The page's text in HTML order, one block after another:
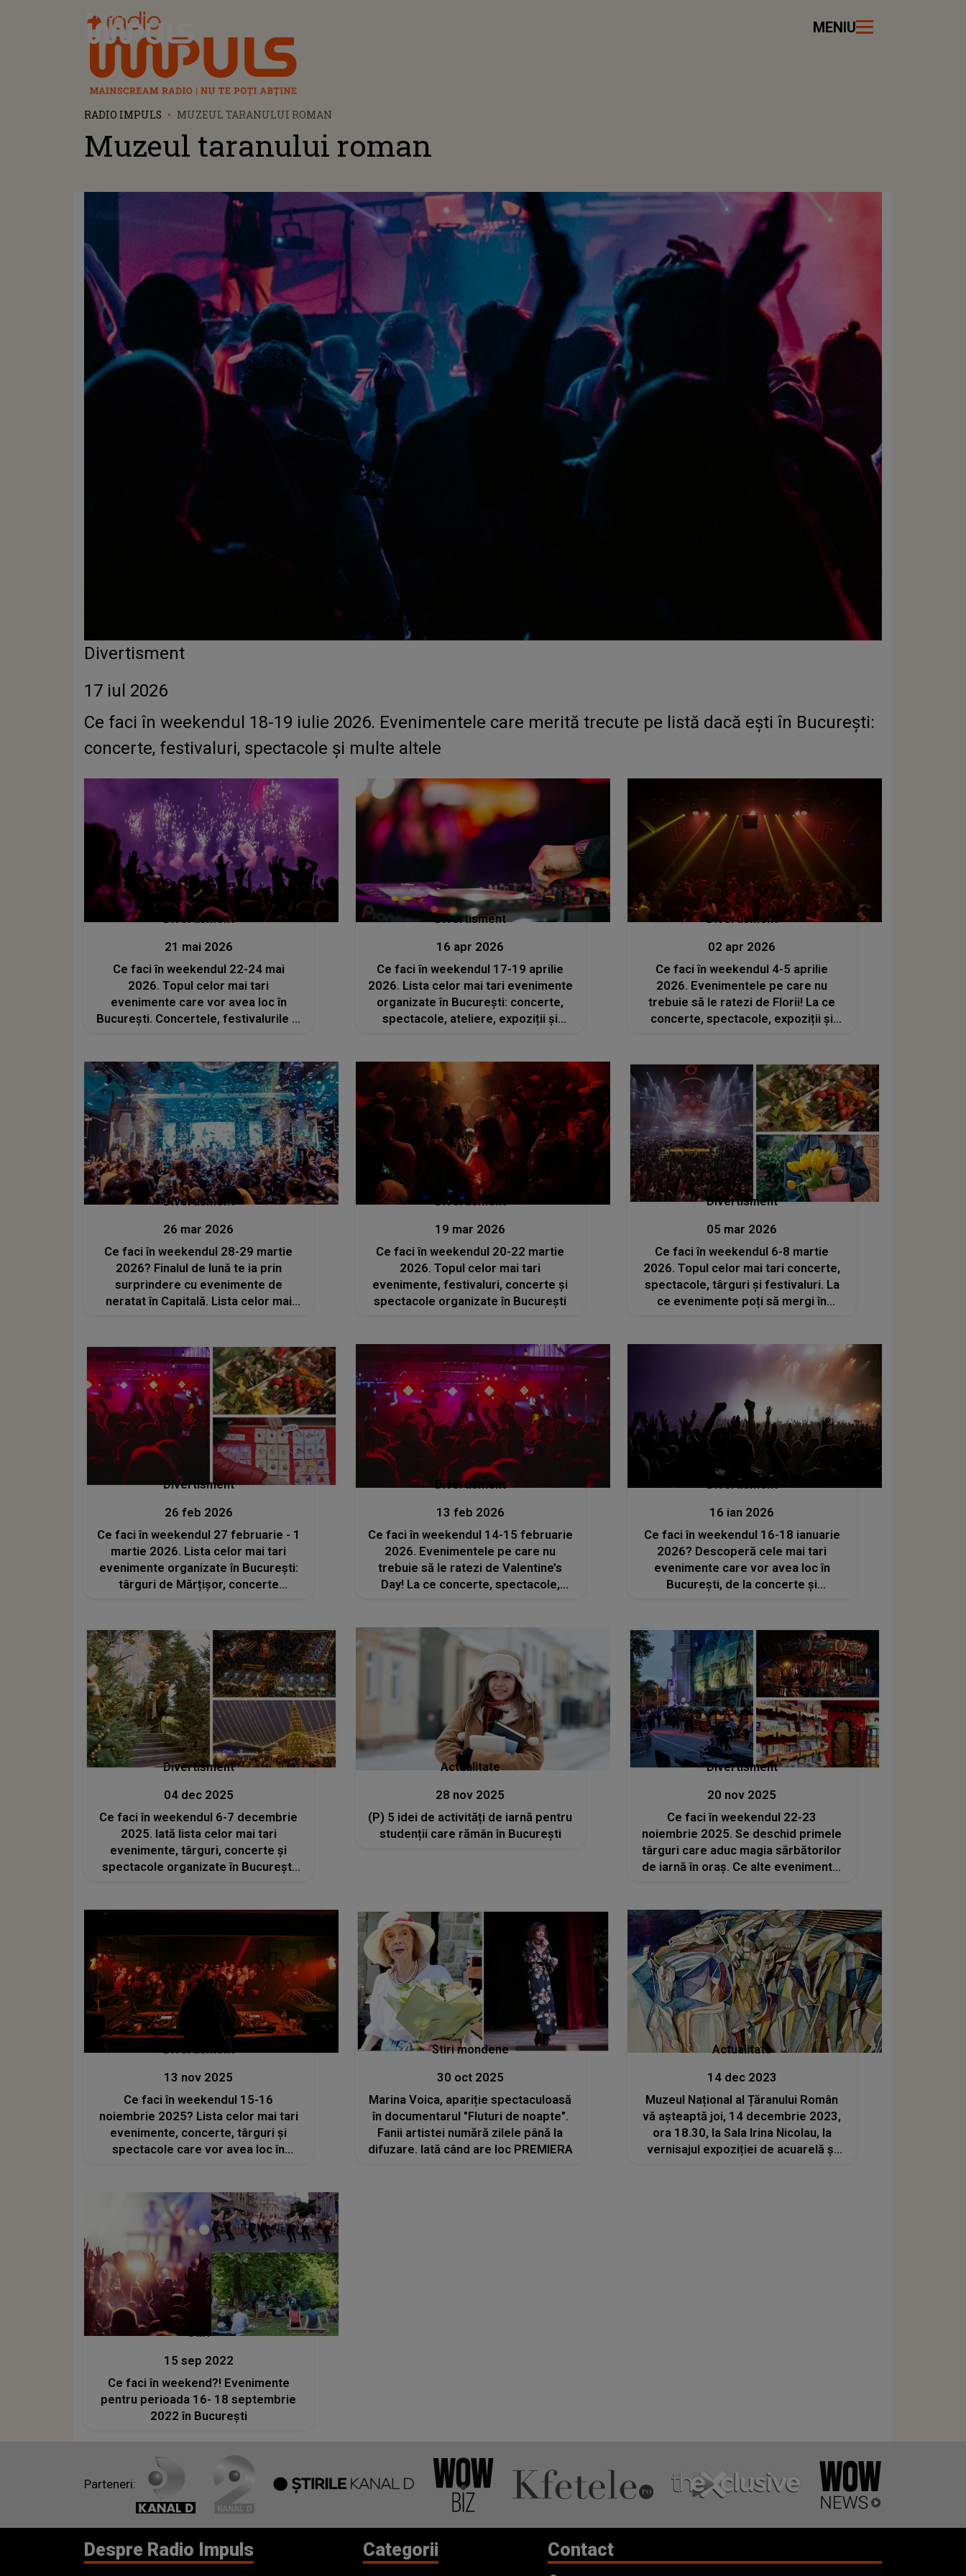
Radio Impuls MENIU
RADIO IMPULS MUZEUL TARANULUI ROMAN
Muzeul taranului roman
Divertisment
17 iul 2026
Ce faci în weekendul 18-19 iulie 2026. Evenimentele care merită trecute pe listă dacă ești în București:
concerte, festivaluri, spectacole și multe altele
Divertisment
21 mai 2026
Ce faci în weekendul 22-24 mai
2026. Topul celor mai tari
evenimente care vor avea loc în
București. Concertele, festivalurile și
Divertisment
16 apr 2026
Ce faci în weekendul 17-19 aprilie
2026. Lista celor mai tari evenimente
organizate în București: concerte,
spectacole, ateliere, expoziții și
Divertisment
02 apr 2026
Ce faci în weekendul 4-5 aprilie
2026. Evenimentele pe care nu
trebuie să le ratezi de Florii! La ce
concerte, spectacole, expoziții și
Divertisment
26 mar 2026
Ce faci în weekendul 28-29 martie
2026? Finalul de lună te ia prin
surprindere cu evenimente de
neratat în Capitală. Lista celor mai
Divertisment
19 mar 2026
Ce faci în weekendul 20-22 martie
2026. Topul celor mai tari
evenimente, festivaluri, concerte și
spectacole organizate în București
Divertisment
05 mar 2026
Ce faci în weekendul 6-8 martie
2026. Topul celor mai tari concerte,
spectacole, târguri și festivaluri. La
ce evenimente poți să mergi în
Divertisment
26 feb 2026
Ce faci în weekendul 27 februarie - 1
martie 2026. Lista celor mai tari
evenimente organizate în București:
târguri de Mărțișor, concerte
Divertisment
13 feb 2026
Ce faci în weekendul 14-15 februarie
2026. Evenimentele pe care nu
trebuie să le ratezi de Valentine’s
Day! La ce concerte, spectacole,
Divertisment
16 ian 2026
Ce faci în weekendul 16-18 ianuarie
2026? Descoperă cele mai tari
evenimente care vor avea loc în
București, de la concerte și
Divertisment
04 dec 2025
Ce faci în weekendul 6-7 decembrie
2025. Iată lista celor mai tari
evenimente, târguri, concerte și
spectacole organizate în București
Actualitate
28 nov 2025
(P) 5 idei de activități de iarnă pentru
studenții care rămân în București
Divertisment
20 nov 2025
Ce faci în weekendul 22-23
noiembrie 2025. Se deschid primele
târguri care aduc magia sărbătorilor
de iarnă în oraș. Ce alte evenimente,
Divertisment
13 nov 2025
Ce faci în weekendul 15-16
noiembrie 2025? Lista celor mai tari
evenimente, concerte, târguri și
spectacole care vor avea loc în
Stiri mondene
30 oct 2025
Marina Voica, apariție spectaculoasă
în documentarul "Fluturi de noapte".
Fanii artistei numără zilele până la
difuzare. Iată când are loc PREMIERA
Actualitate
14 dec 2023
Muzeul Național al Țăranului Român
vă așteaptă joi, 14 decembrie 2023,
ora 18.30, la Sala Irina Nicolau, la
vernisajul expoziției de acuarelă și
Stiri
15 sep 2022
Ce faci în weekend?! Evenimente
pentru perioada 16- 18 septembrie
2022 în București
Parteneri:
Despre Radio Impuls Categorii Contact